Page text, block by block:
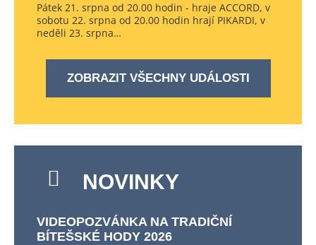
Pátek 21. srpna od 20.00 hodin - hraje ACCORD, v
sobotu 22. srpna od 20.00 hodin hrají PIKARDI, v
neděli 23. srpna…
ZOBRAZIT VŠECHNY UDÁLOSTI
NOVINKY
VIDEOPOZVÁNKA NA TRADIČNÍ
BÍTEŠSKÉ HODY 2026